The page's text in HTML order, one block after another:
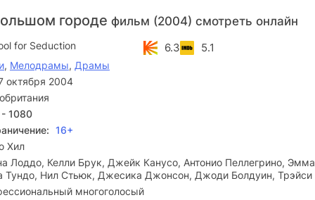
городе фильм (2004) смотреть онлайн
for Seduction 6.3 5.1
, Мелодрамы, Драмы
октября 2004
1080
16+
Хил
Лоддо, Келли Брук, Джейк Канусо, Антонио Пеллегрино, Эмма
Тундо, Нил Стьюк, Джесика Джонсон, Джоди Болдуин, Трэйси
многоголосый